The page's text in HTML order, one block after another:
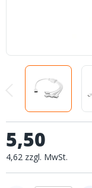
5,50
4,62 zzgl. MwSt.